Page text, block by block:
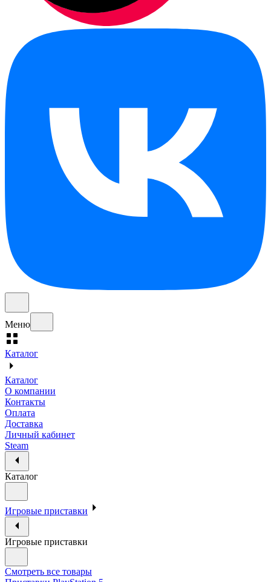
Меню
Каталог
Каталог
О компании
Контакты
Оплата
Доставка
Личный кабинет
Steam
Каталог
Игровые приставки
Игровые приставки
Смотреть все товары